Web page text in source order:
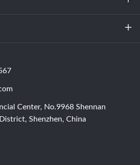
та серверна кімната
Center, No.9968 Shennan
Shenzhen, China